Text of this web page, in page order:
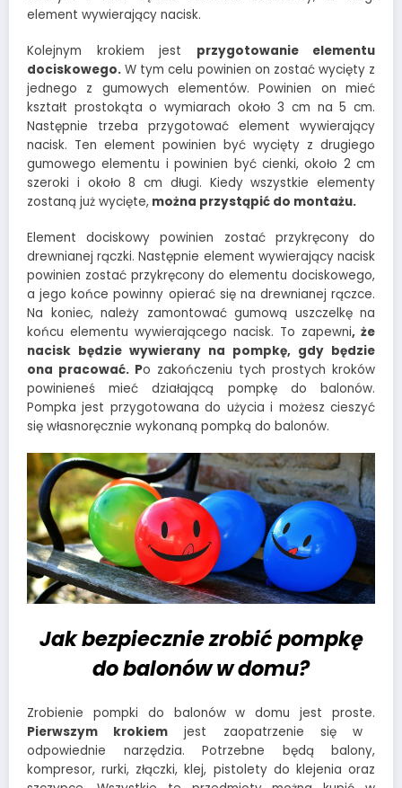
element wywierający nacisk.
Kolejnym krokiem jest przygotowanie elementu
dociskowego. W tym celu powinien on zostać wycięty z
jednego z gumowych elementów. Powinien on mieć
kształt prostokąta o wymiarach około 3 cm na 5 cm.
Następnie trzeba przygotować element wywierający
nacisk. Ten element powinien być wycięty z drugiego
gumowego elementu i powinien być cienki, około 2 cm
szeroki i około 8 cm długi. Kiedy wszystkie elementy
zostaną już wycięte, można przystąpić do montażu.
Element dociskowy powinien zostać przykręcony do
drewnianej rączki. Następnie element wywierający nacisk
powinien zostać przykręcony do elementu dociskowego,
a jego końce powinny opierać się na drewnianej rączce.
Na koniec, należy zamontować gumową uszczelkę na
końcu elementu wywierającego nacisk. To zapewni, że
nacisk będzie wywierany na pompkę, gdy będzie
ona pracować. Po zakończeniu tych prostych kroków
powinieneś mieć działającą pompkę do balonów.
Pompka jest przygotowana do użycia i możesz cieszyć
się własnoręcznie wykonaną pompką do balonów.
Jak bezpiecznie zrobić pompkę
do balonów w domu?
Zrobienie pompki do balonów w domu jest proste.
Pierwszym krokiem jest zaopatrzenie się w
odpowiednie narzędzia. Potrzebne będą balony,
kompresor, rurki, złączki, klej, pistolety do klejenia oraz